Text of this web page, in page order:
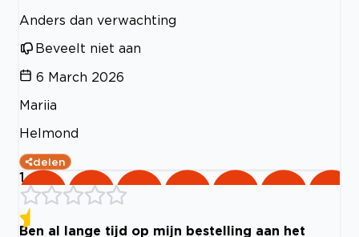
Anders dan verwachting
Beveelt niet aan
6 March 2026
Mariia
Helmond
delen
1
Ben al lange tijd op mijn bestelling aan het